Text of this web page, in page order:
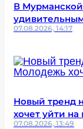
В
07.08.2026, 14:17
Новый тренд
хочет уйти на
07.08.2026, 13:49